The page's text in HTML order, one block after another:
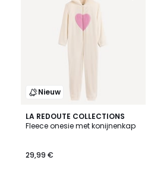
Nieuw
LA REDOUTE COLLECTIONS
Fleece onesie met konijnenkap
29,99 €